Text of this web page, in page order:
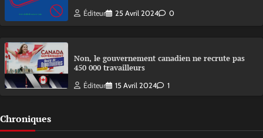
Éditeur 25 Avril 2024 0
Non, le gouvernement canadien ne recrute pas
450 000 travailleurs
Éditeur 15 Avril 2024 1
Chroniques